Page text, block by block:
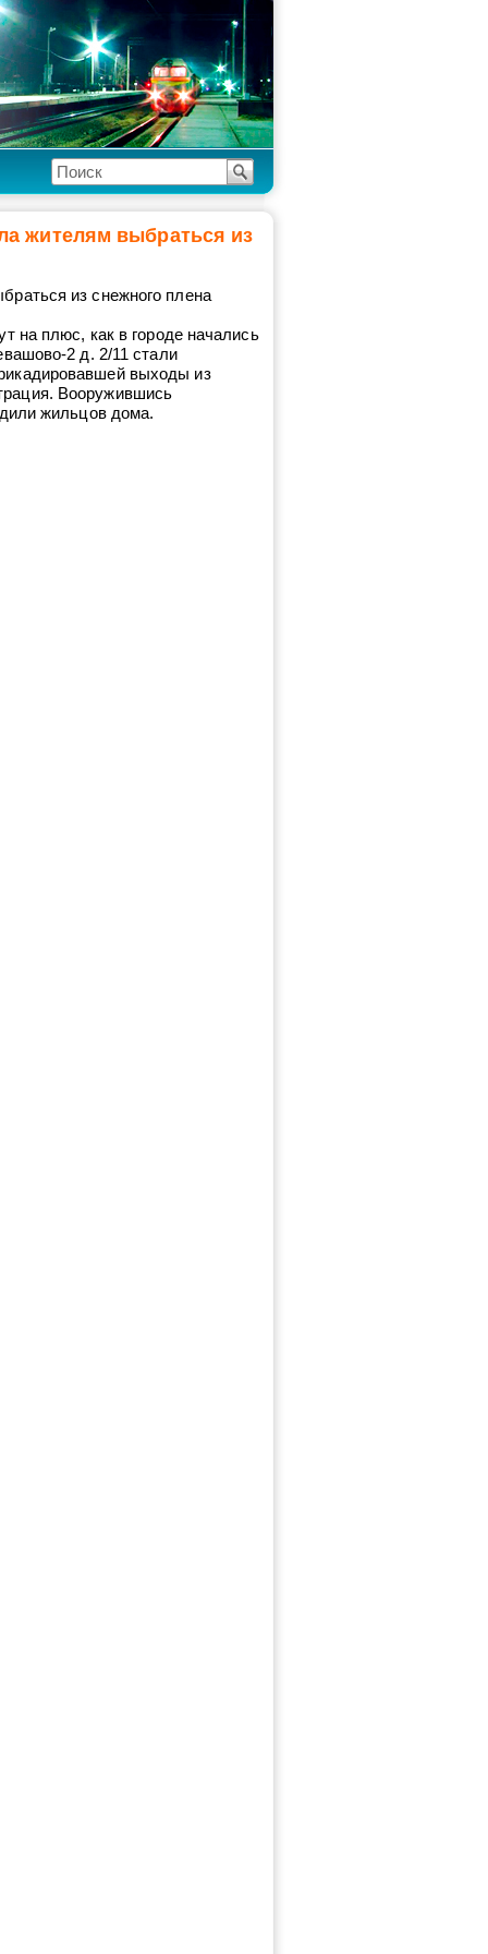
жителям выбраться из
из снежного плена
на плюс, как в городе начались
-2 д. 2/11 стали
выходы из
Вооружившись
жильцов дома.